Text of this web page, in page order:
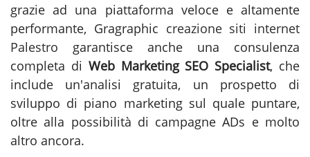
grazie ad una piattaforma veloce e altamente
performante, Gragraphic creazione siti internet
Palestro garantisce anche una consulenza
completa di Web Marketing SEO Specialist, che
include un'analisi gratuita, un prospetto di
sviluppo di piano marketing sul quale puntare,
oltre alla possibilità di campagne ADs e molto
altro ancora.